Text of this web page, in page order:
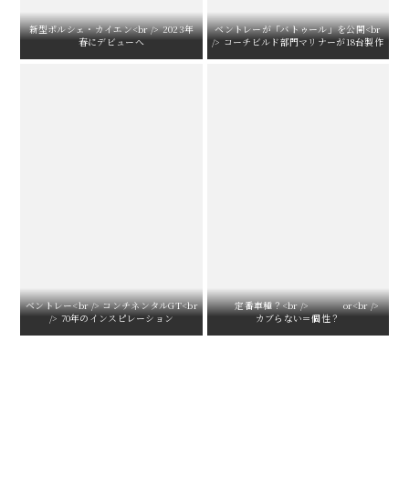
新型ポルシェ・カイエン<br /> 2023年
春にデビューへ
ベントレーが「バトゥール」を公開<br
/> コーチビルド部門マリナーが18台製作
ベントレー<br /> コンチネンタルGT<br
/> 70年のインスピレーション
定番車種？<br /> or<br />
カブらない＝個性？